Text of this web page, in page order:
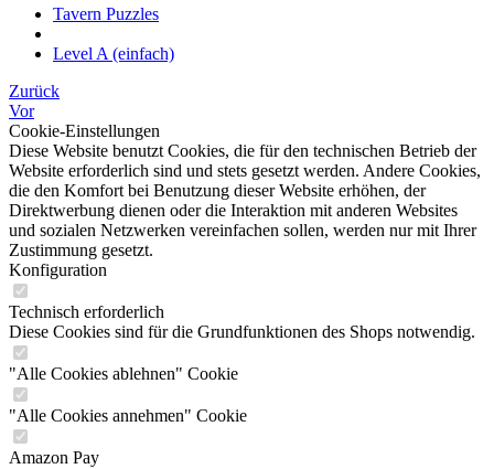
Tavern Puzzles
Level A (einfach)
Zurück
Vor
Cookie-Einstellungen
Diese Website benutzt Cookies, die für den technischen Betrieb der
Website erforderlich sind und stets gesetzt werden. Andere Cookies,
die den Komfort bei Benutzung dieser Website erhöhen, der
Direktwerbung dienen oder die Interaktion mit anderen Websites
und sozialen Netzwerken vereinfachen sollen, werden nur mit Ihrer
Zustimmung gesetzt.
Konfiguration
Technisch erforderlich
Diese Cookies sind für die Grundfunktionen des Shops notwendig.
"Alle Cookies ablehnen" Cookie
"Alle Cookies annehmen" Cookie
Amazon Pay